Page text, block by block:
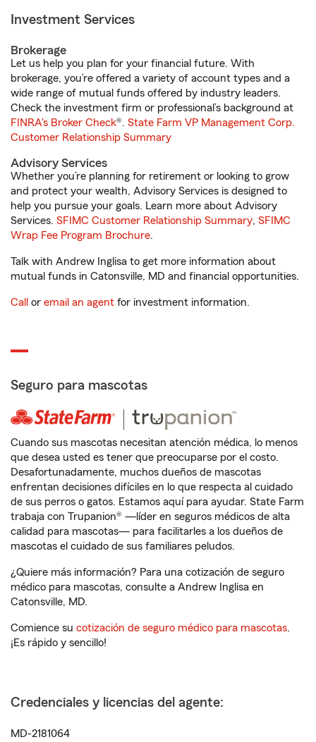
Investment Services
Brokerage
Let us help you plan for your financial future. With
brokerage, you’re offered a variety of account types and a
wide range of mutual funds offered by industry leaders.
Check the investment firm or professional’s background at
FINRA's Broker Check®. State Farm VP Management Corp.
Customer Relationship Summary
Advisory Services
Whether you’re planning for retirement or looking to grow
and protect your wealth, Advisory Services is designed to
help you pursue your goals. Learn more about Advisory
Services. SFIMC Customer Relationship Summary, SFIMC
Wrap Fee Program Brochure.
Talk with Andrew Inglisa to get more information about
mutual funds in Catonsville, MD and financial opportunities.
Call or email an agent for investment information.
Seguro para mascotas
Cuando sus mascotas necesitan atención médica, lo menos
que desea usted es tener que preocuparse por el costo.
Desafortunadamente, muchos dueños de mascotas
enfrentan decisiones difíciles en lo que respecta al cuidado
de sus perros o gatos. Estamos aquí para ayudar. State Farm
trabaja con Trupanion® —líder en seguros médicos de alta
calidad para mascotas— para facilitarles a los dueños de
mascotas el cuidado de sus familiares peludos.
¿Quiere más información? Para una cotización de seguro
médico para mascotas, consulte a Andrew Inglisa en
Catonsville, MD.
Comience su cotización de seguro médico para mascotas.
¡Es rápido y sencillo!
Credenciales y licencias del agente:
MD-2181064